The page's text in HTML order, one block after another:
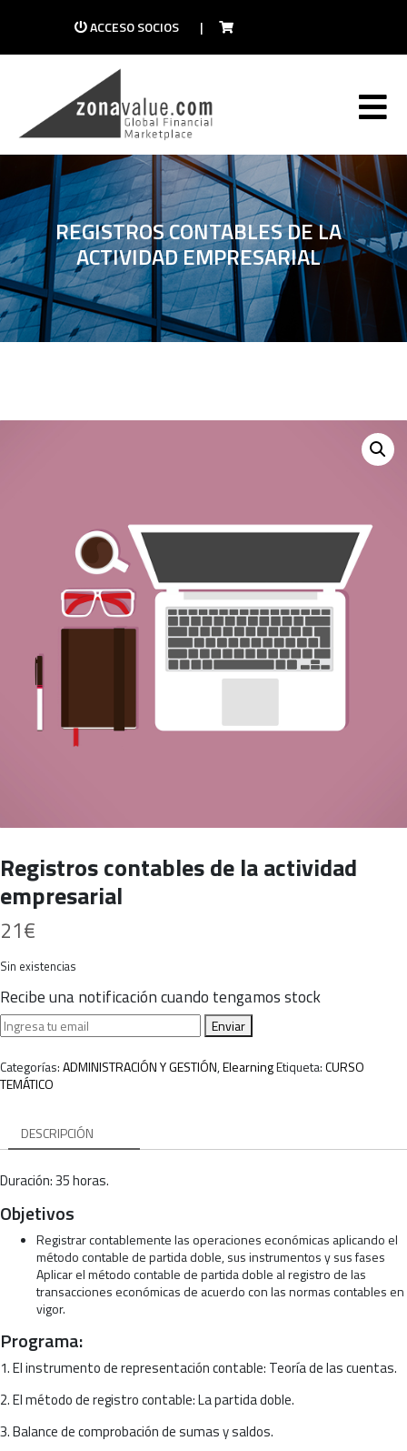
ACCESO SOCIOS |
REGISTROS CONTABLES DE LA
ACTIVIDAD EMPRESARIAL
Registros contables de la actividad
empresarial
21€
Sin existencias
Recibe una notificación cuando tengamos stock
Enviar
Categorías:ADMINISTRACIÓN Y GESTIÓN,ElearningEtiqueta:CURSO
TEMÁTICO
DESCRIPCIÓN
Duración: 35 horas.
Objetivos
Registrar contablemente las operaciones económicas aplicando el
método contable de partida doble, sus instrumentos y sus fases
Aplicar el método contable de partida doble al registro de las
transacciones económicas de acuerdo con las normas contables en
vigor.
Programa:
1. El instrumento de representación contable: Teoría de las cuentas.
2. El método de registro contable: La partida doble.
3. Balance de comprobación de sumas y saldos.